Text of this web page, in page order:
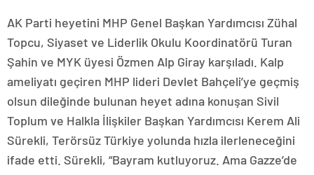
AK Parti heyetini MHP Genel Başkan Yardımcısı Zühal
Topcu, Siyaset ve Liderlik Okulu Koordinatörü Turan
Şahin ve MYK üyesi Özmen Alp Giray karşıladı. Kalp
ameliyatı geçiren MHP lideri Devlet Bahçeli’ye geçmiş
olsun dileğinde bulunan heyet adına konuşan Sivil
Toplum ve Halkla İlişkiler Başkan Yardımcısı Kerem Ali
Sürekli, Terörsüz Türkiye yolunda hızla ilerleneceğini
ifade etti. Sürekli, “Bayram kutluyoruz. Ama Gazze’de